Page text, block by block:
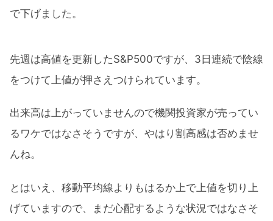
で下げました。
先週は高値を更新したS&P500ですが、3日連続で陰線
をつけて上値が押さえつけられています。
出来高は上がっていませんので機関投資家が売ってい
るワケではなさそうですが、やはり割高感は否めませ
んね。
とはいえ、移動平均線よりもはるか上で上値を切り上
げていますので、まだ心配するような状況ではなさそ